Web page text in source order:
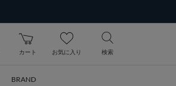
カート お気に入り 検索
BRAND